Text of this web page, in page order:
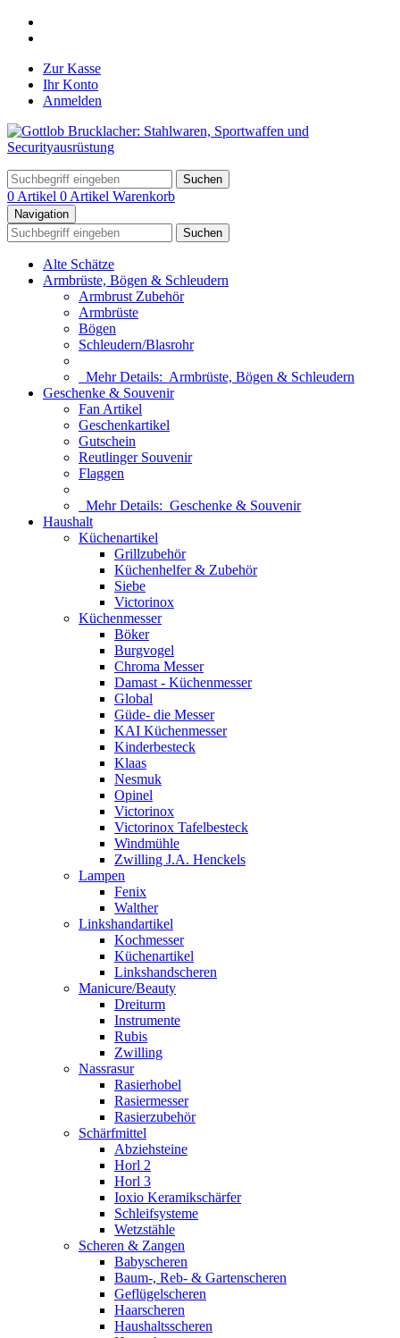
Zur Kasse
Ihr Konto
Anmelden
Suchen
0 Artikel 0 Artikel Warenkorb
Navigation
Suchen
Alte Schätze
Armbrüste, Bögen & Schleudern
Armbrust Zubehör
Armbrüste
Bögen
Schleudern/Blasrohr
Mehr Details: Armbrüste, Bögen & Schleudern
Geschenke & Souvenir
Fan Artikel
Geschenkartikel
Gutschein
Reutlinger Souvenir
Flaggen
Mehr Details: Geschenke & Souvenir
Haushalt
Küchenartikel
Grillzubehör
Küchenhelfer & Zubehör
Siebe
Victorinox
Küchenmesser
Böker
Burgvogel
Chroma Messer
Damast - Küchenmesser
Global
Güde- die Messer
KAI Küchenmesser
Kinderbesteck
Klaas
Nesmuk
Opinel
Victorinox
Victorinox Tafelbesteck
Windmühle
Zwilling J.A. Henckels
Lampen
Fenix
Walther
Linkshandartikel
Kochmesser
Küchenartikel
Linkshandscheren
Manicure/Beauty
Dreiturm
Instrumente
Rubis
Zwilling
Nassrasur
Rasierhobel
Rasiermesser
Rasierzubehör
Schärfmittel
Abziehsteine
Horl 2
Horl 3
Ioxio Keramikschärfer
Schleifsysteme
Wetzstähle
Scheren & Zangen
Babyscheren
Baum-, Reb- & Gartenscheren
Geflügelscheren
Haarscheren
Haushaltsscheren